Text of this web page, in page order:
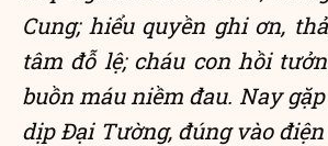
Cung; hiểu quyền ghi ơn,
tâm đỗ lệ; cháu con hồi
buồn máu niềm đau. Nay
dịp Đại Tường, đúng vào